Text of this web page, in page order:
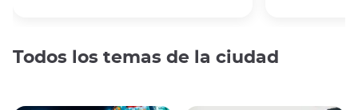
Todos los temas de la ciudad